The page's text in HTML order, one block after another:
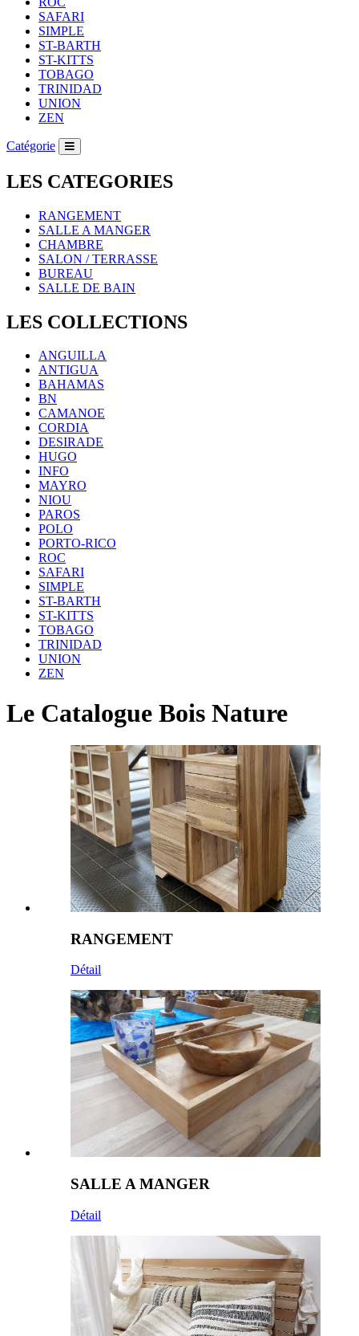
SAFARI
SIMPLE
ST-BARTH
ST-KITTS
TOBAGO
TRINIDAD
UNION
ZEN
Catégorie
LES CATEGORIES
RANGEMENT
SALLE A MANGER
CHAMBRE
SALON / TERRASSE
BUREAU
SALLE DE BAIN
LES COLLECTIONS
ANGUILLA
ANTIGUA
BAHAMAS
BN
CAMANOE
CORDIA
DESIRADE
HUGO
INFO
MAYRO
NIOU
PAROS
POLO
PORTO-RICO
ROC
SAFARI
SIMPLE
ST-BARTH
ST-KITTS
TOBAGO
TRINIDAD
UNION
ZEN
Le Catalogue Bois Nature
RANGEMENT
Détail
SALLE A MANGER
Détail